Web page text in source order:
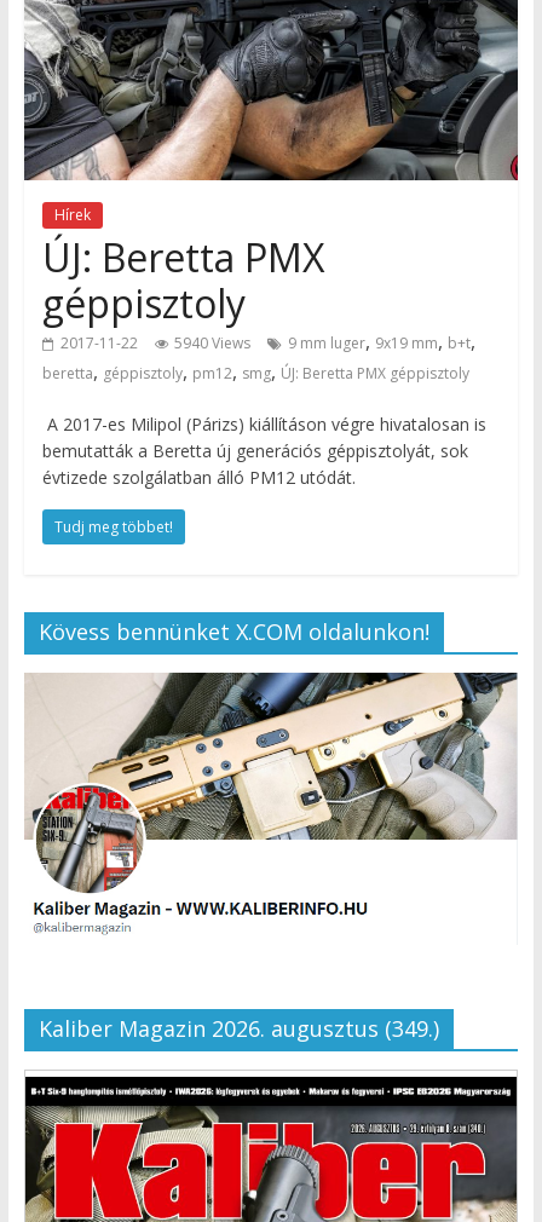
Hírek
ÚJ: Beretta PMX
géppisztoly
2017-11-22 5940 Views 9 mm luger, 9x19 mm, b+t,
beretta, géppisztoly, pm12, smg, ÚJ: Beretta PMX géppisztoly
A 2017-es Milipol (Párizs) kiállításon végre hivatalosan is
bemutatták a Beretta új generációs géppisztolyát, sok
évtizede szolgálatban álló PM12 utódát.
Tudj meg többet!
Kövess bennünket X.COM oldalunkon!
Kaliber Magazin 2026. augusztus (349.)